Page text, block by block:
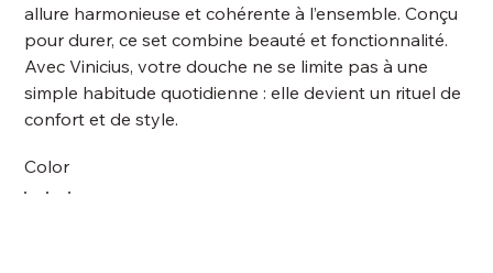
allure harmonieuse et cohérente à l’ensemble. Conçu
pour durer, ce set combine beauté et fonctionnalité.
Avec Vinicius, votre douche ne se limite pas à une
simple habitude quotidienne : elle devient un rituel de
confort et de style.
Color